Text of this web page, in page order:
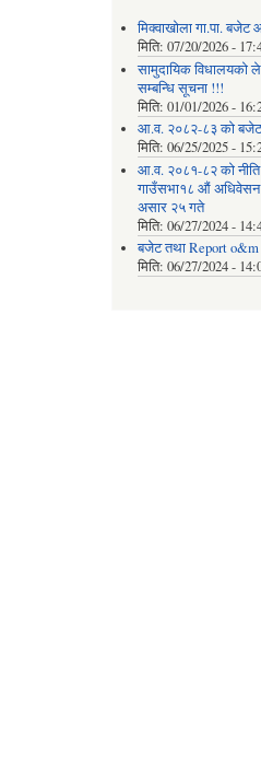
मिक्वाखोला गा.पा. बजेट
मिति: 07/20/2026 -
सामुदायिक विधालयको
सम्बन्धि सूचना !!!
मिति: 01/01/2026 -
आ.व. २०८२-८३ को बजेट
मिति: 06/25/2025 -
आ.व. २०८१-८२ को
गाउँसभा१८ औं
असार २५ गते
मिति: 06/27/2024 -
बजेट तथा Report o&m
मिति: 06/27/2024 -